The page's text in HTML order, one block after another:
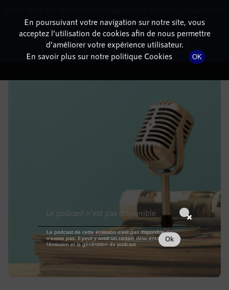
DÉTAILS DE L'ÉPISODE
13 mai 2023 à 10h59, durée : Invalid date
En poursuivant votre navigation sur notre site, vous
acceptez l’utilisation de cookies afin de nous permettre
d’améliorer votre expérience utilisateur.
En savoir plus sur notre politique Cookies
OK
dessous pour l'installer.
Non merci Télécharger l'application
Le podcast n'est pas disponible
Le podcast de cette émission n'est pas disponible ou
n'existe pas. Il peut y avoir un certain délai entre la fin de
l'émission et la génération du podcast.
Ok